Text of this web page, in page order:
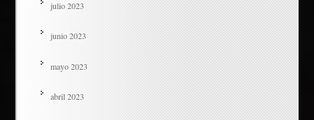
julio 2023
junio 2023
mayo 2023
abril 2023